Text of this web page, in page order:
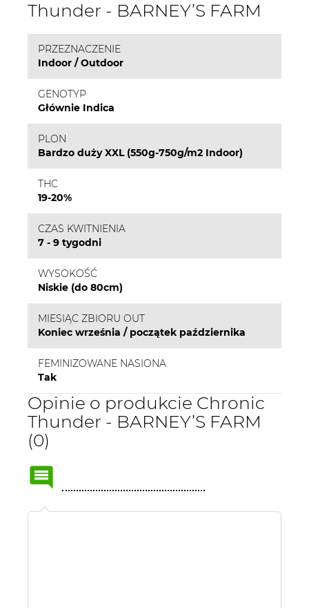
Thunder - BARNEY’S FARM
PRZEZNACZENIE
Indoor / Outdoor
GENOTYP
Głównie Indica
PLON
Bardzo duży XXL (550g-750g/m2 Indoor)
THC
19-20%
CZAS KWITNIENIA
7 - 9 tygodni
WYSOKOŚĆ
Niskie (do 80cm)
MIESIĄC ZBIORU OUT
Koniec września / początek października
FEMINIZOWANE NASIONA
Tak
Opinie o produkcie Chronic
Thunder - BARNEY’S FARM
(0)